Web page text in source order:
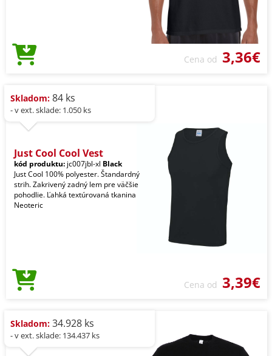
Cena od 3,36€
Skladom: 84 ks
- v ext. sklade: 1.050 ks
Just Cool Cool Vest
kód produktu: jc007jbl-xl Black
Just Cool 100% polyester. Štandardný
strih. Zakrivený zadný lem pre väčšie
pohodlie. Ľahká textúrovaná tkanina
Neoteric
Cena od 3,39€
Skladom: 34.928 ks
- v ext. sklade: 134.437 ks